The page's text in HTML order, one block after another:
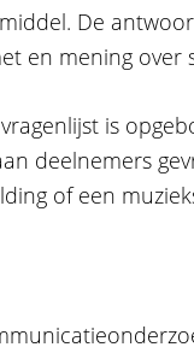
De
en mening over
is
deelnemers
of een